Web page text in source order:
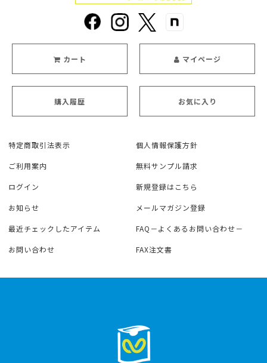
カート マイページ
購入履歴 お気に入り
特定商取引法表示 個人情報保護方針
ご利用案内 無料サンプル請求
ログイン 新規登録はこちら
お知らせ メールマガジン登録
最近チェックしたアイテム FAQ－よくあるお問い合わせ－
お問い合わせ FAX注文書